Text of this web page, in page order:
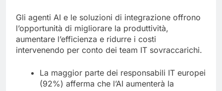
Gli agenti AI e le soluzioni di integrazione offrono
l’opportunità di migliorare la produttività,
aumentare l’efficienza e ridurre i costi
intervenendo per conto dei team IT sovraccarichi.
La maggior parte dei responsabili IT europei
(92%) afferma che l’AI aumenterà la